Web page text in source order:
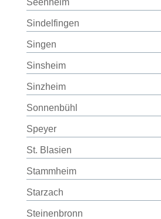
Seenheim
Sindelfingen
Singen
Sinsheim
Sinzheim
Sonnenbühl
Speyer
St. Blasien
Stammheim
Starzach
Steinenbronn